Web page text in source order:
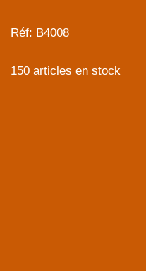
Réf: B4008
150 articles en stock